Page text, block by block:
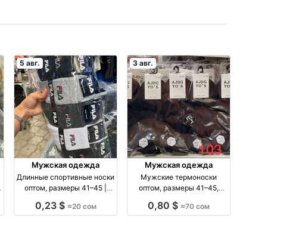
5 авг.
Мужская одежда
Длинные спортивные носки
оптом, размеры 41–45 |
производство Россия
0,23 $ ≈20 сом
3 авг.
Мужская одежда
Мужские термоноски
оптом, размеры 41–45,
производство Киргизия
0,80 $ ≈70 сом